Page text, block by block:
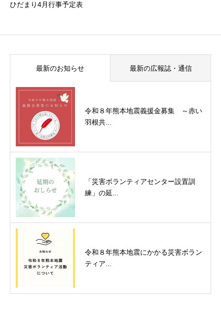
ひだまり4月行事予定表
最新のお知らせ 最新の広報誌・通信
令和８年熊本地震義援金募集 ～赤い
羽根共...
「災害ボランティアセンター設置訓
練」の延...
令和８年熊本地震にかかる災害ボラン
ティア...